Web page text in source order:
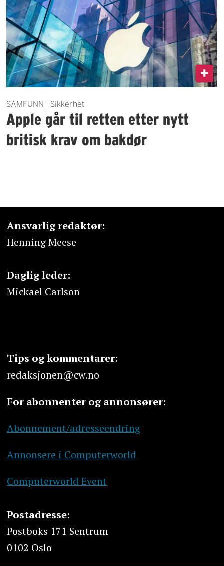
SAMFUNN | Sikkerhet
Apple går til retten etter nytt
britisk krav om bakdør
Ansvarlig redaktør:
Henning Meese
Daglig leder:
Mickael Carlson
Tips og kommentarer:
redaksjonen@cw.no
For abonnenter og annonsører:
Abonnement/adresseendring
Annonsere i Computerworld
Computerworld Event
Postadresse:
Postboks 171 Sentrum
0102 Oslo